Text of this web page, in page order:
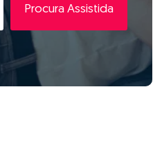
Procura Assistida